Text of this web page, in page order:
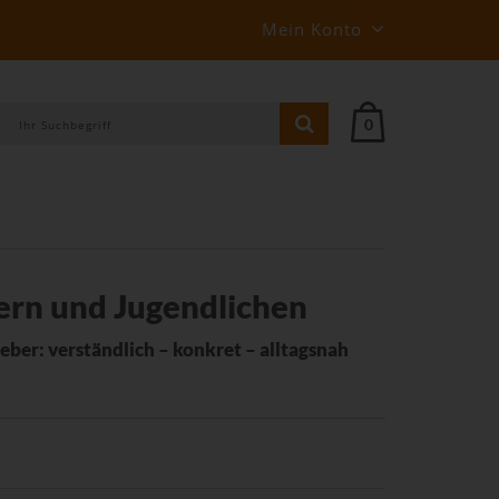
Mein Konto
0
und Jugendlichen
verständlich – konkret – alltagsnah